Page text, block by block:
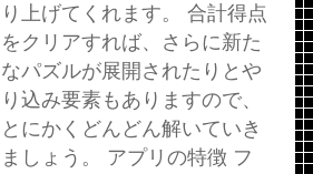
り上げてくれます。 合計得点
をクリアすれば、さらに新た
なパズルが展開されたりとや
り込み要素もありますので、
とにかくどんどん解いていき
ましょう。 アプリの特徴 フ